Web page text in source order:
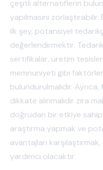
çeşitli alternatiflerin
yapılmasını
ilk şey, potansiyel
değerlendirmektir.
sertifikalar, üretim
memnuniyeti gibi
bulundurulmalıdır.
dikkate alınmalıdır zira
doğrudan bir etkiye
araştırma yapmak ve
avantajları
yardımcı olacaktır.